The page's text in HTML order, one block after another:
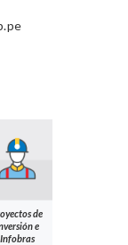
de
e
Infobras